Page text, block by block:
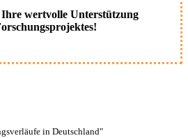
wertvolle Unterstützung
in Deutschland"